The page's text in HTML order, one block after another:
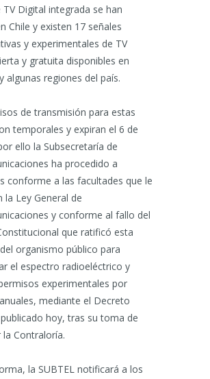
Digital integrada se han
Chile y existen 17 señales
y experimentales de TV
y gratuita disponibles en
algunas regiones del país.
de transmisión para estas
temporales y expiran el 6 de
ello la Subsecretaría de
ha procedido a
conforme a las facultades que le
la Ley General de
y conforme al fallo del
que ratificó esta
organismo público para
el espectro radioeléctrico y
experimentales por
mediante el Decreto
hoy, tras su toma de
Contraloría.
la SUBTEL notificará a los